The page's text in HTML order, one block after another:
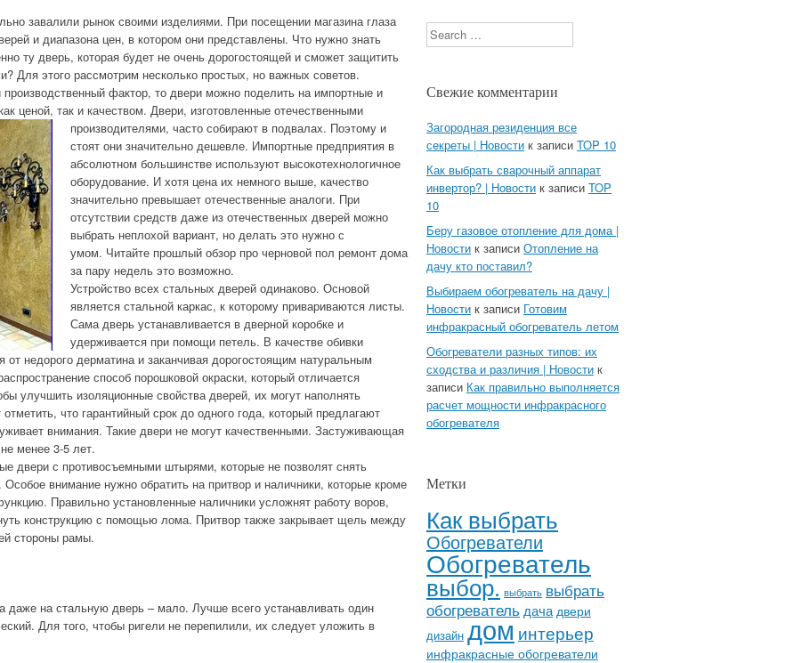
завалили рынок своими изделиями. При посещении магазина глаза
и диапазона цен, в котором они представлены. Что нужно знать
ту дверь, которая будет не очень дорогостоящей и сможет защитить
Для этого рассмотрим несколько простых, но важных советов.
фактор, то двери можно поделить на импортные и
ценой, так и качеством. Двери, изготовленные отечественными
производителями, часто собирают в подвалах. Поэтому и
стоят они значительно дешевле. Импортные предприятия в
абсолютном большинстве используют высокотехнологичное
оборудование. И хотя цена их немного выше, качество
значительно превышает отечественные аналоги. При
отсутствии средств даже из отечественных дверей можно
выбрать неплохой вариант, но делать это нужно с
умом. Читайте прошлый обзор про черновой пол ремонт дома
за пару недель это возможно.
Устройство всех стальных дверей одинаково. Основой
является стальной каркас, к которому привариваются листы.
Сама дверь устанавливается в дверной коробке и
удерживается при помощи петель. В качестве обивки
недорого дерматина и заканчивая дорогостоящим натуральным
способ порошковой окраски, который отличается
улучшить изоляционные свойства дверей, их могут наполнять
что гарантийный срок до одного года, который предлагают
внимания. Такие двери не могут качественными. Застуживающая
менее 3-5 лет.
двери с противосъемными штырями, которые не позволят снять
внимание нужно обратить на притвор и наличники, которые кроме
Правильно установленные наличники усложнят работу воров,
конструкцию с помощью лома. Притвор также закрывает щель между
стороны рамы.
даже на стальную дверь – мало. Лучше всего устанавливать один
Для того, чтобы ригели не перепилили, их следует уложить в
Search
Свежие комментарии
Загородная резиденция все
секреты | Новости к записи TOP 10
Как выбрать сварочный аппарат
инвертор? | Новости к записи TOP
10
Беру газовое отопление для дома |
Новости к записи Отопление на
дачу кто поставил?
Выбираем обогреватель на дачу |
Новости к записи Готовим
инфракрасный обогреватель летом
Обогреватели разных типов: их
сходства и различия | Новости к
записи Как правильно выполняется
расчет мощности инфракрасного
обогревателя
Метки
Как выбрать
Обогреватели
Обогреватель
выбор. выбрать выбрать
обогреватель дача двери
дизайн доминтерьер
инфракрасные обогреватели